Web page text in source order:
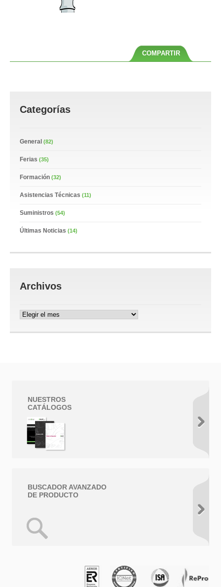
COMPARTIR
Categorías
General (82)
Ferias (35)
Formación (32)
Asistencias Técnicas (11)
Suministros (54)
Últimas Noticias (14)
Archivos
Archivos
NUESTROS
CATÁLOGOS
BUSCADOR AVANZADO
DE PRODUCTO